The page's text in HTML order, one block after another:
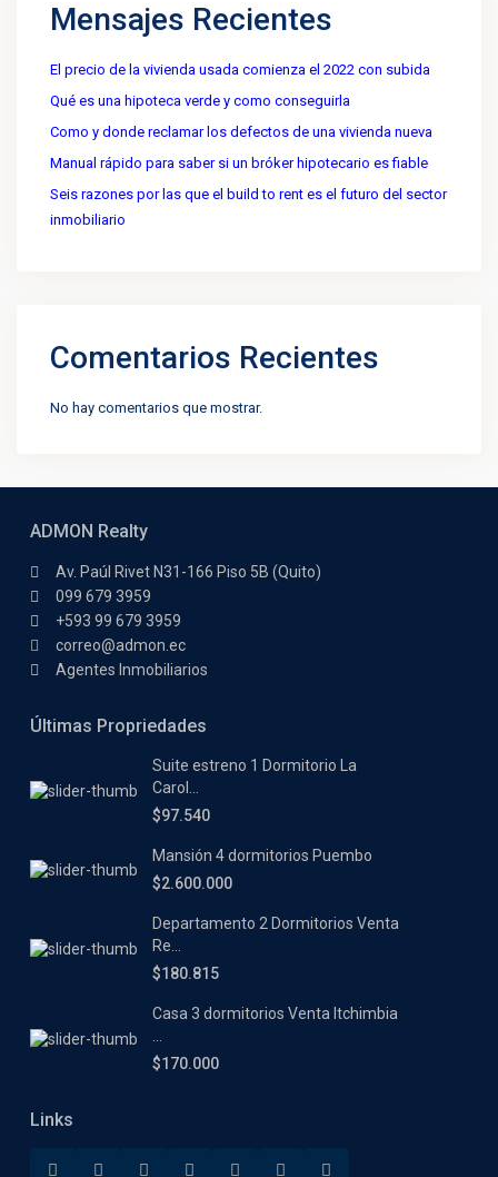
Mensajes Recientes
El precio de la vivienda usada comienza el 2022 con subida
Qué es una hipoteca verde y como conseguirla
Como y donde reclamar los defectos de una vivienda nueva
Manual rápido para saber si un bróker hipotecario es fiable
Seis razones por las que el build to rent es el futuro del sector
inmobiliario
Comentarios Recientes
No hay comentarios que mostrar.
ADMON Realty
Av. Paúl Rivet N31-166 Piso 5B (Quito)
099 679 3959
+593 99 679 3959
correo@admon.ec
Agentes Inmobiliarios
Últimas Propriedades
Suite estreno 1 Dormitorio La
Carol...
$97.540
Mansión 4 dormitorios Puembo
$2.600.000
Departamento 2 Dormitorios Venta
Re...
$180.815
Casa 3 dormitorios Venta Itchimbia
$170.000
Links